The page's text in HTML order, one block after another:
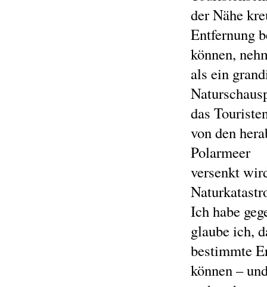
der Nähe
Entfernung
können,
als ein
das
von den
Polarmeer
versenkt
Ich habe
glaube ich,
bestimmte
können –